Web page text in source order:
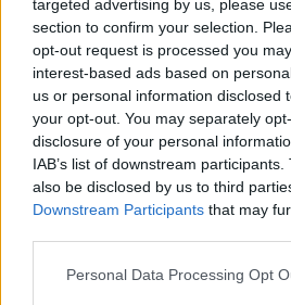
targeted advertising by us, please
section to confirm your selection.
opt-out request is processed you
interest-based ads based on
us or personal information disclosed
your opt-out. You may separately
disclosure of your personal
IAB’s list of downstream
also be disclosed by us to third
Downstream Participants that may
Please note that this website/app
Personal Data Processing Opt
ΓΝΩΜΕΣ
ΠΕΝΥ
11/03/2026
Από
στο